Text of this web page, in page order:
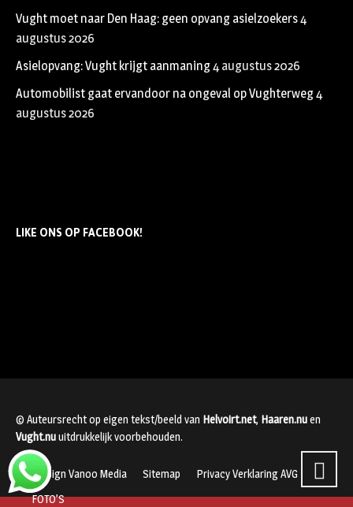
Vught moet naar Den Haag: geen opvang asielzoekers4
augustus 2026
Asielopvang: Vught krijgt aanmaning4 augustus 2026
Automobilist gaat ervandoor na ongeval op Vughterweg4
augustus 2026
LIKE ONS OP FACEBOOK!
© Auteursrecht op eigen tekst/beeld van Helvoirt.net, Haaren.nuen
Vught.nuuitdrukkelijk voorbehouden.
Webdesign Vanoo Media Sitemap
Privacy Verklaring AVG
FOTO’S